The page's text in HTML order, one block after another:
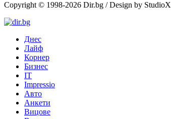
Copyright © 1998-2026 Dir.bg / Design by StudioX
Днес
Лайф
Корнер
Бизнес
IT
Impressio
Авто
Анкети
Вицове